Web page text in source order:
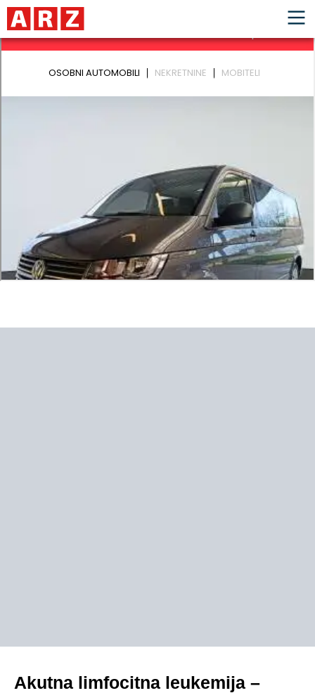
Akutna limfocitna leukemija –